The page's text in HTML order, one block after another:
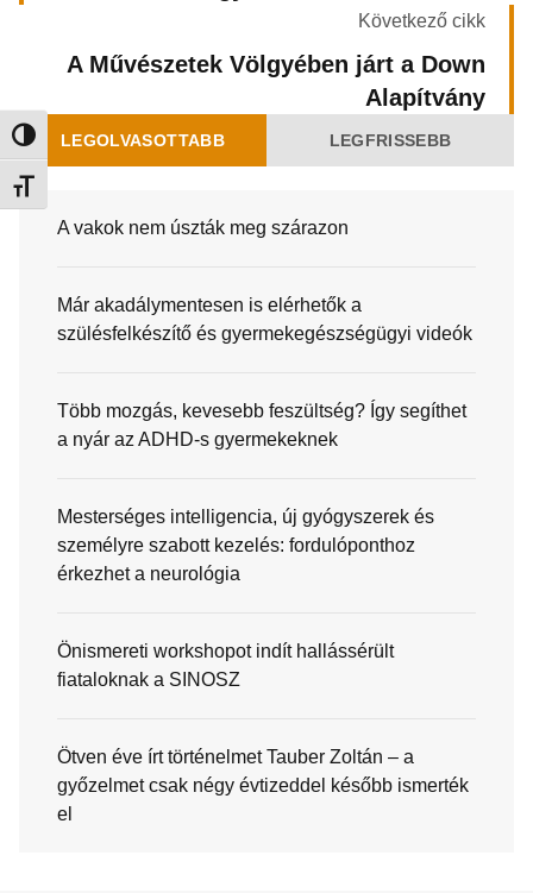
Nagy kontraszt váltása
Betűméret váltása
Következő cikk
A Művészetek Völgyében járt a Down
Alapítvány
LEGOLVASOTTABB LEGFRISSEBB
A vakok nem úszták meg szárazon
Már akadálymentesen is elérhetők a
szülésfelkészítő és gyermekegészségügyi videók
Több mozgás, kevesebb feszültség? Így segíthet
a nyár az ADHD-s gyermekeknek
Mesterséges intelligencia, új gyógyszerek és
személyre szabott kezelés: fordulóponthoz
érkezhet a neurológia
Önismereti workshopot indít hallássérült
fiataloknak a SINOSZ
Ötven éve írt történelmet Tauber Zoltán – a
győzelmet csak négy évtizeddel később ismerték
el